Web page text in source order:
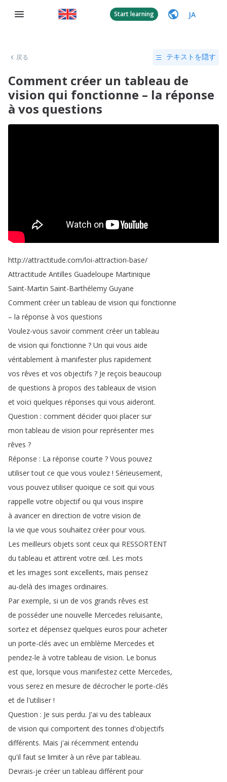
Start learning JA
戻る テキストを隠す
Comment créer un tableau de
vision qui fonctionne – la réponse
à vos questions
http://attractitude.com/loi-attraction-base/
Attractitude Antilles Guadeloupe Martinique
Saint-Martin Saint-Barthélemy Guyane
Comment créer un tableau de vision qui fonctionne
– la réponse à vos questions
Voulez-vous savoir comment créer un tableau
de vision qui fonctionne ? Un qui vous aide
véritablement à manifester plus rapidement
vos rêves et vos objectifs ? Je reçois beaucoup
de questions à propos des tableaux de vision
et voici quelques réponses qui vous aideront.
Question : comment décider quoi placer sur
mon tableau de vision pour représenter mes
rêves ?
Réponse : La réponse courte ? Vous pouvez
utiliser tout ce que vous voulez ! Sérieusement,
vous pouvez utiliser quoique ce soit qui vous
rappelle votre objectif ou qui vous inspire
à avancer en direction de votre vision de
la vie que vous souhaitez créer pour vous.
Les meilleurs objets sont ceux qui RESSORTENT
du tableau et attirent votre œil. Les mots
et les images sont excellents, mais pensez
au-delà des images ordinaires.
Par exemple, si un de vos grands rêves est
de posséder une nouvelle Mercedes reluisante,
sortez et dépensez quelques euros pour acheter
un porte-clés avec un emblème Mercedes et
pendez-le à votre tableau de vision. Le bonus
est que, lorsque vous manifestez cette Mercedes,
vous serez en mesure de décrocher le porte-clés
et de l'utiliser !
Question : Je suis perdu. J'ai vu des tableaux
de vision qui comportent des tonnes d'objectifs
différents. Mais j'ai récemment entendu
qu'il faut se limiter à un rêve par tableau.
Devrais-je créer un tableau différent pour